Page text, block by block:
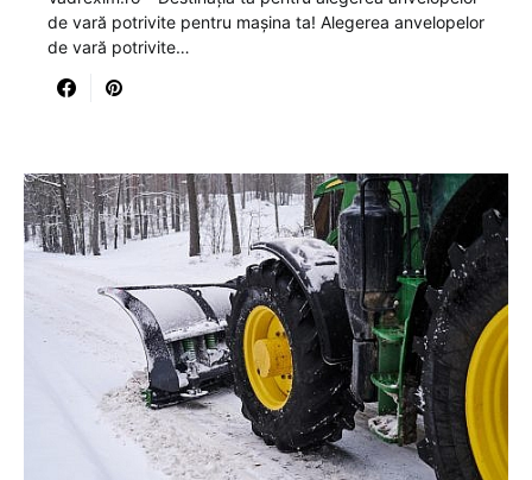
de vară potrivite pentru mașina ta! Alegerea anvelopelor
de vară potrivite…